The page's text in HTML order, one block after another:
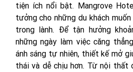
tiện ích nổi bật. Mangrove
tưởng cho những du khách
trong lành. Để tận hưởng
những ngày làm việc căng
ánh sáng tự nhiên, thiết kế mở
thái và dễ chịu hơn. Từ nội thất